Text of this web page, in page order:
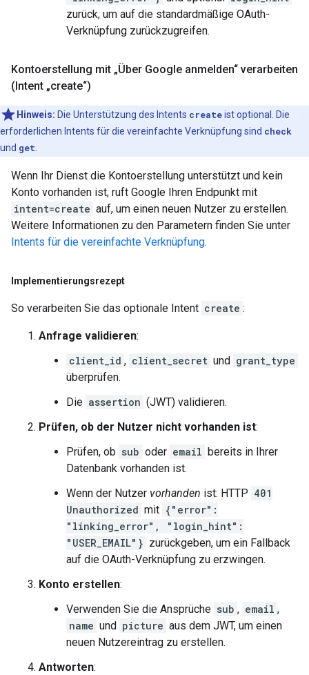
zurück, um auf die standardmäßige OAuth-
Verknüpfung zurückzugreifen.
Kontoerstellung mit „Über Google anmelden“ verarbeiten
(Intent „create“)
Hinweis: Die Unterstützung des Intents createist optional. Die
erforderlichen Intents für die vereinfachte Verknüpfung sind check
und get.
Wenn Ihr Dienst die Kontoerstellung unterstützt und kein
Konto vorhanden ist, ruft Google Ihren Endpunkt mit
intent=create auf, um einen neuen Nutzer zu erstellen.
Weitere Informationen zu den Parametern finden Sie unter
Intents für die vereinfachte Verknüpfung.
Implementierungsrezept
So verarbeiten Sie das optionale Intent create :
Anfrage validieren:
client_id , client_secret und grant_type
überprüfen.
Die assertion (JWT) validieren.
Prüfen, ob der Nutzer nicht vorhanden ist:
Prüfen, ob sub oder email bereits in Ihrer
Datenbank vorhanden ist.
Wenn der Nutzer vorhanden ist: HTTP 401
Unauthorized mit {"error":
"linking_error", "login_hint":
"USER_EMAIL"} zurückgeben, um ein Fallback
auf die OAuth-Verknüpfung zu erzwingen.
Konto erstellen:
Verwenden Sie die Ansprüche sub , email ,
name und picture aus dem JWT, um einen
neuen Nutzereintrag zu erstellen.
Antworten: